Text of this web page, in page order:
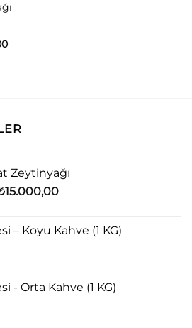
Fiyat
Zeytinyağı
15.000,00Fiyat
-
– Koyu Kahve (1 KG)
- Orta Kahve (1 KG)